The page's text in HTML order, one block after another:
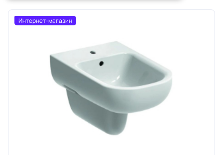
Интернет-магазин